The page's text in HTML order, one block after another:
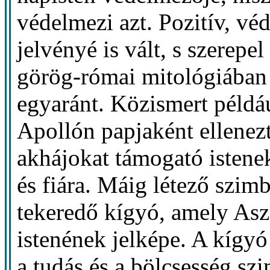
védelmezi azt. Pozitív,
jelvényé is vált, s
görög-római
egyaránt. Közismert
Apollón papjaként
akhájokat támogató
és fiára. Máig létező
tekeredő kígyó, amely
istenének jelképe. A